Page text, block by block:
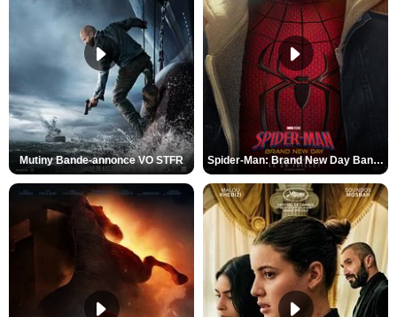
Mutiny Bande-annonce VO STFR Spider-Man: Brand New Day Bande-annonce VO STFR